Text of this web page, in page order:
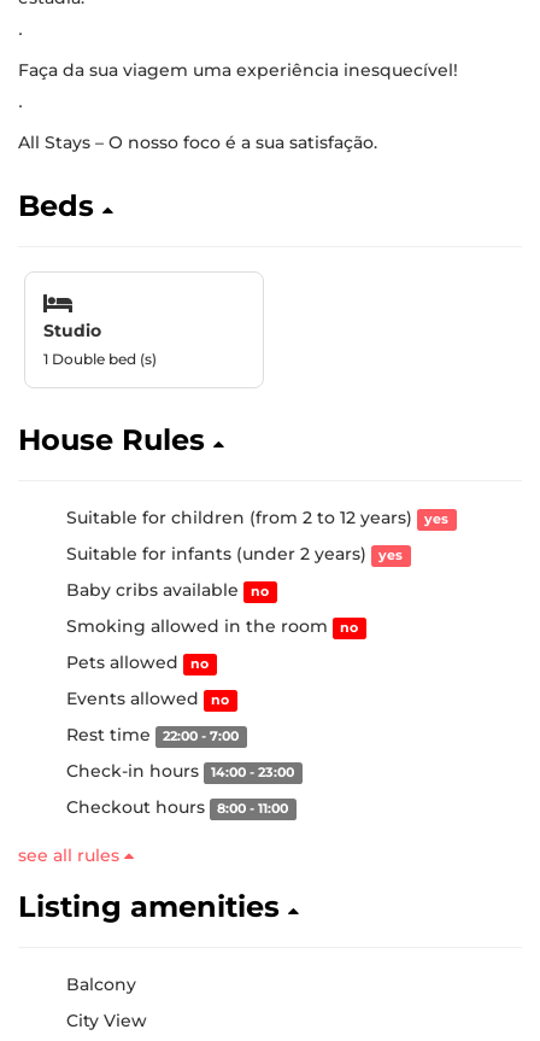
∙
Faça da sua viagem uma experiência inesquecível!
∙
All Stays – O nosso foco é a sua satisfação.
Beds
Studio
1 Double bed (s)
House Rules
Suitable for children (from 2 to 12 years) yes
Suitable for infants (under 2 years) yes
Baby cribs available no
Smoking allowed in the room no
Pets allowed no
Events allowed no
Rest time 22:00 - 7:00
Check-in hours 14:00 - 23:00
Checkout hours 8:00 - 11:00
see all rules
Listing amenities
Balcony
City View